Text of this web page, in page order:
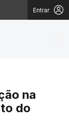
Entrar
na
na
do